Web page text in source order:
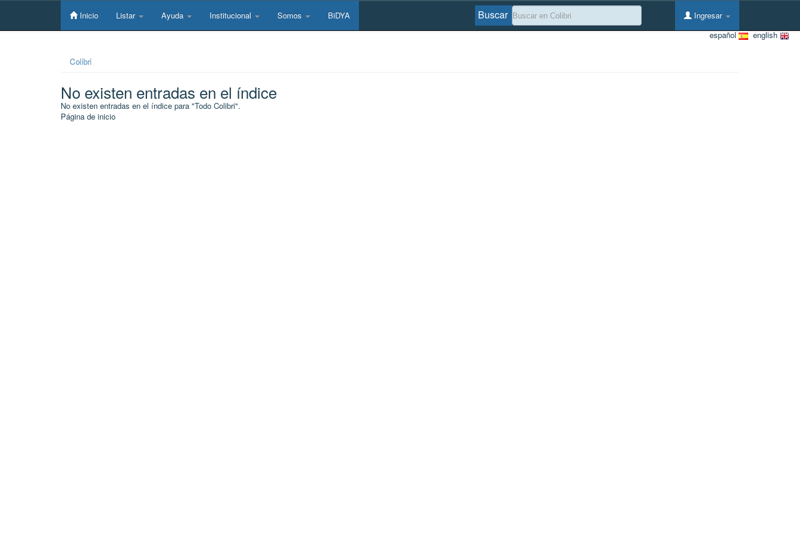
Skip
Inicio Listar Ayuda Institucional Somos BiDYA Ingresar
Buscar
english
español
Colibri
No existen entradas en el índice
No existen entradas en el índice para "Todo Colibri".
Página de inicio